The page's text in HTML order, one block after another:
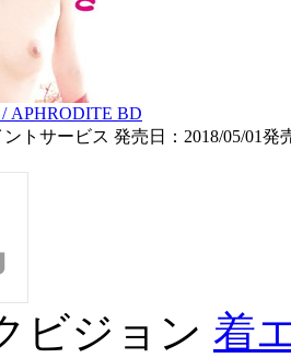
APHRODITE BD
ントサービス 発売日：2018/05/01発
ビジョン 着